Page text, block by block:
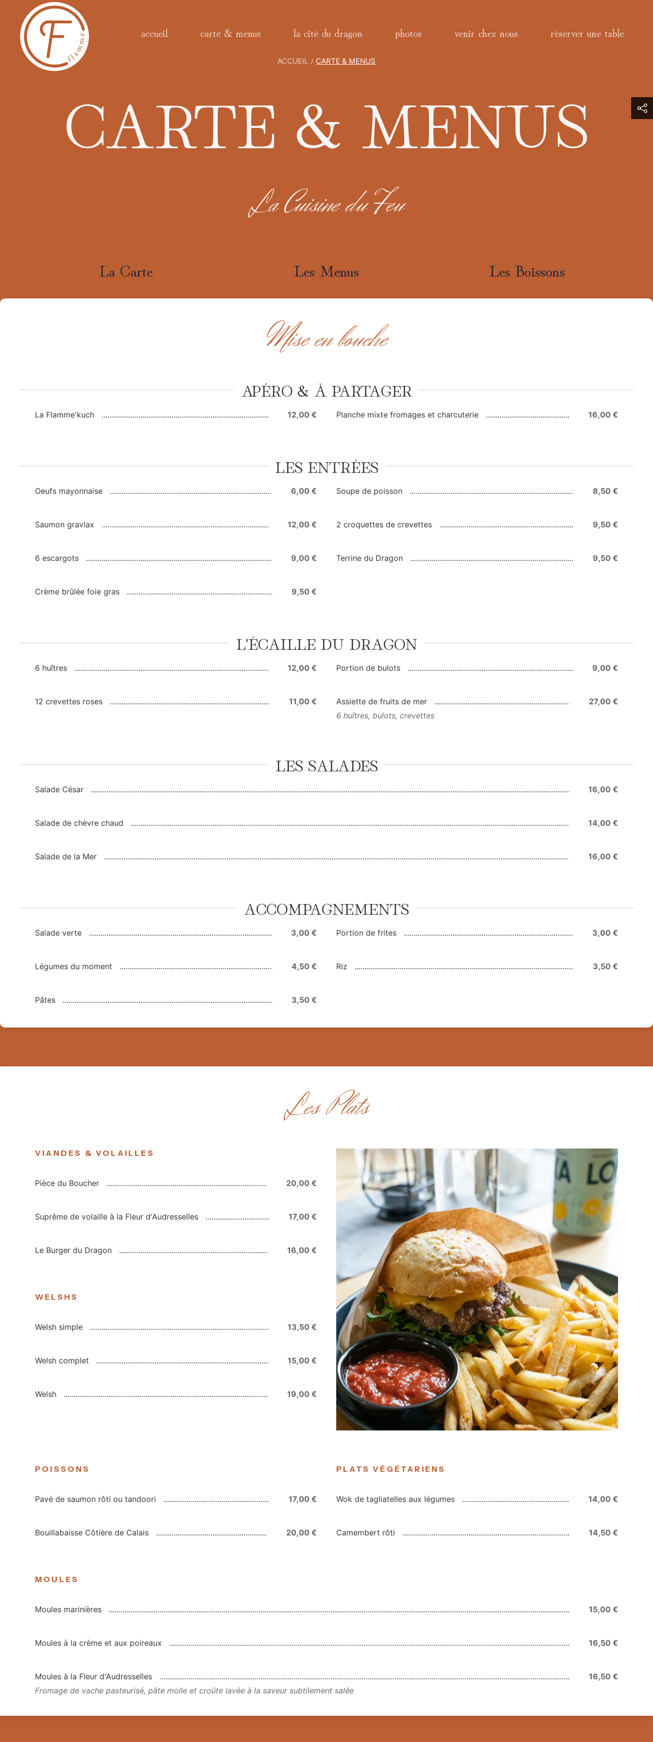
accueil carte & menus la cité du dragon photos venir chez nous réserver une table
ACCUEIL CARTE & MENUS
CARTE & MENUS
La Cuisine du Feu
La Carte Les Menus Les Boissons
Mise en bouche
APÉRO & À PARTAGER
La Flamme'kuch 12,00 € Planche mixte fromages et charcuterie 16,00 €
LES ENTRÉES
Oeufs mayonnaise 6,00 € Soupe de poisson 8,50 €
Saumon gravlax 12,00 € 2 croquettes de crevettes 9,50 €
6 escargots 9,00 € Terrine du Dragon 9,50 €
Crème brûlée foie gras 9,50 €
L'ÉCAILLE DU DRAGON
6 huîtres 12,00 € Portion de bulots 9,00 €
12 crevettes roses 11,00 € Assiette de fruits de mer
27,00 €
6 huîtres, bulots, crevettes
LES SALADES
Salade César 16,00 €
Salade de chèvre chaud 14,00 €
Salade de la Mer 16,00 €
ACCOMPAGNEMENTS
Salade verte 3,00 € Portion de frites 3,00 €
Légumes du moment 4,50 € Riz 3,50 €
Pâtes 3,50 €
Les Plats
VIANDES & VOLAILLES
Pièce du Boucher 20,00 €
Suprême de volaille à la Fleur d'Audresselles 17,00 €
Le Burger du Dragon 16,00 €
WELSHS
Welsh simple 13,50 €
Welsh complet 15,00 €
Welsh 19,00 €
POISSONS
Pavé de saumon rôti ou tandoori 17,00 €
Bouillabaisse Côtière de Calais 20,00 €
PLATS VÉGÉTARIENS
Wok de tagliatelles aux légumes 14,00 €
Camembert rôti 14,50 €
MOULES
Moules marinières 15,00 €
Moules à la crème et aux poireaux 16,50 €
Moules à la Fleur d'Audresselles
16,50 €
Fromage de vache pasteurisé, pâte molle et croûte lavée à la saveur subtilement salée